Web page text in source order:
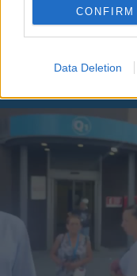
CONFIRM
Data Deletion